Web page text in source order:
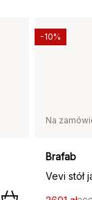
Na
Brafab
Vevi stół
-10%